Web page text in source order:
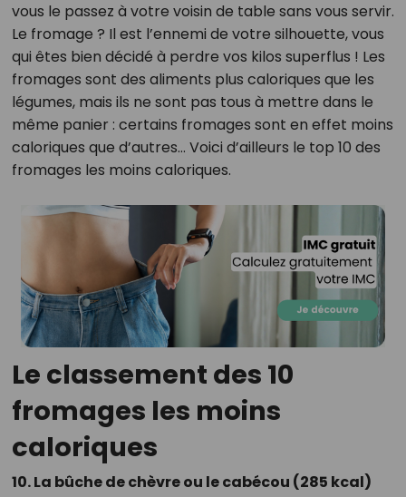
vous le passez à votre voisin de table sans vous servir.
Le fromage ? Il est l’ennemi de votre silhouette, vous
qui êtes bien décidé à perdre vos kilos superflus ! Les
fromages sont des aliments plus caloriques que les
légumes, mais ils ne sont pas tous à mettre dans le
même panier : certains fromages sont en effet moins
caloriques que d’autres… Voici d’ailleurs le top 10 des
fromages les moins caloriques.
Le classement des 10
fromages les moins
caloriques
10. La bûche de chèvre ou le cabécou (285 kcal)